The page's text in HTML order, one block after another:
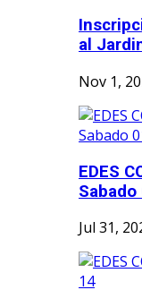
al
Nov 1,
EDES
Sabado
Jul 31,